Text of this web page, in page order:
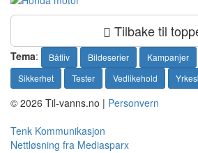
Tilbake til
Tema: Båtliv Bildeserier Kampanjer
Sikkerhet
Tester Vedlikehold
© 2026 Til-vanns.no | Personvern
Tenk Kommunikasjon
Nettløsning fra Mediasparx